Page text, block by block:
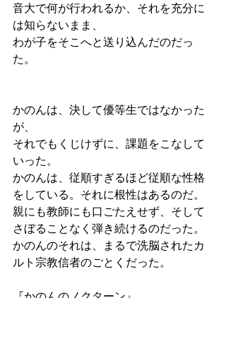
音大で何が行われるか、それを充分に
は知らないまま、
わが子をそこへと送り込んだのだっ
た。
かのんは、決して優等生ではなかった
が、
それでもくじけずに、課題をこなして
いった。
かのんは、従順すぎるほど従順な性格
をしている。それに根性はあるのだ。
親にも教師にも口ごたえせず、そして
さぼることなく弾き続けるのだった。
かのんのそれは、まるで洗脳されたカ
ルト宗教信者のごとくだった。
『かのんのノクターン』